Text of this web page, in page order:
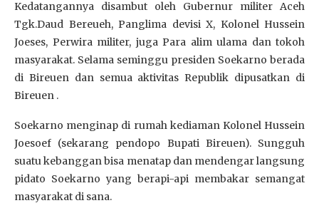
Kedatangannya disambut oleh Gubernur militer Aceh
Tgk.Daud Bereueh, Panglima devisi X, Kolonel Hussein
Joeses, Perwira militer, juga Para alim ulama dan tokoh
masyarakat. Selama seminggu presiden Soekarno berada
di Bireuen dan semua aktivitas Republik dipusatkan di
Bireuen .
Soekarno menginap di rumah kediaman Kolonel Hussein
Joesoef (sekarang pendopo Bupati Bireuen). Sungguh
suatu kebanggan bisa menatap dan mendengar langsung
pidato Soekarno yang berapi-api membakar semangat
masyarakat di sana.